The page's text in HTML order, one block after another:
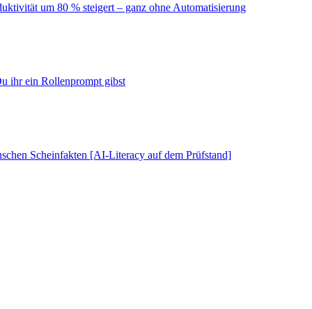
um 80 % steigert – ganz ohne Automatisierung
ihr ein Rollenprompt gibst
Scheinfakten [AI-Literacy auf dem Prüfstand]